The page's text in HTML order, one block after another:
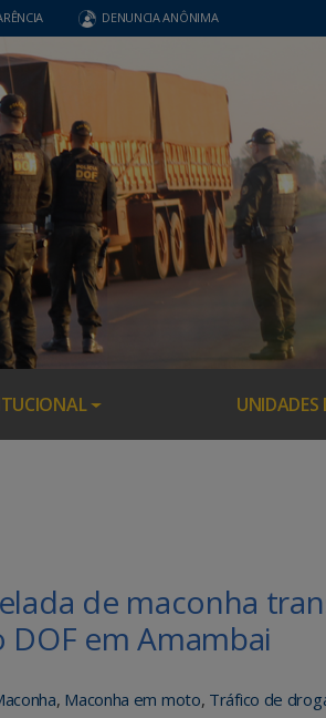
DENUNCIA ANÔNIMA
UNIDADES
de maconha
em Amambai
, Maconha em moto, Tráfico de